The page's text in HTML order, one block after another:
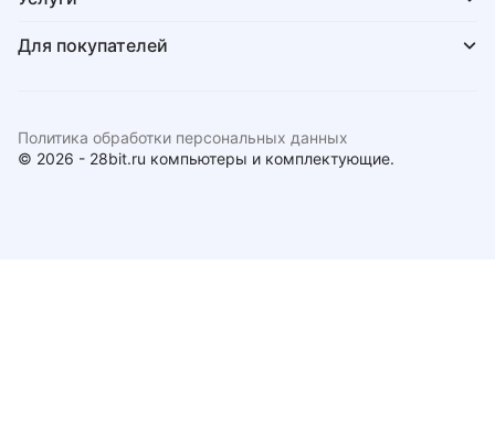
Для покупателей
© 2026 - 28bit.ru компьютеры и комплектующие.
Политика обработки персональных данных